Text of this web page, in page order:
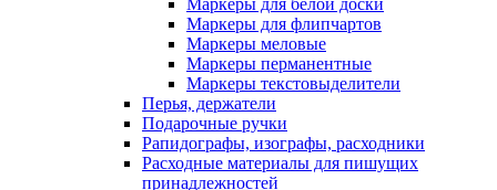
Маркеры для белой доски
Маркеры для флипчартов
Маркеры меловые
Маркеры перманентные
Маркеры текстовыделители
Перья, держатели
Подарочные ручки
Рапидографы, изографы, расходники
Расходные материалы для пишущих
принадлежностей